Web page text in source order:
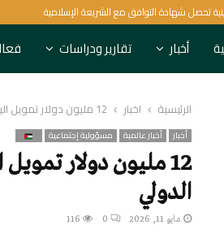
أخبار تقارير ودراسات
الرئيسية أخبار 12 مليون دولار تمويل اليابان للصحة بفلسطين عبر البنك الدولي
أخبار أخبار عالمية مسؤولية إجتماعية
12 مليون دولار
الدولي
مايو 11, 2026 0
116